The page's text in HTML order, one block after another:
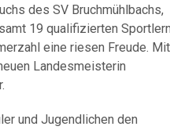
des SV Bruchmühlbachs,
19 qualifizierten
eine riesen Freude. Mit
Landesmeisterin
und Jugendlichen den